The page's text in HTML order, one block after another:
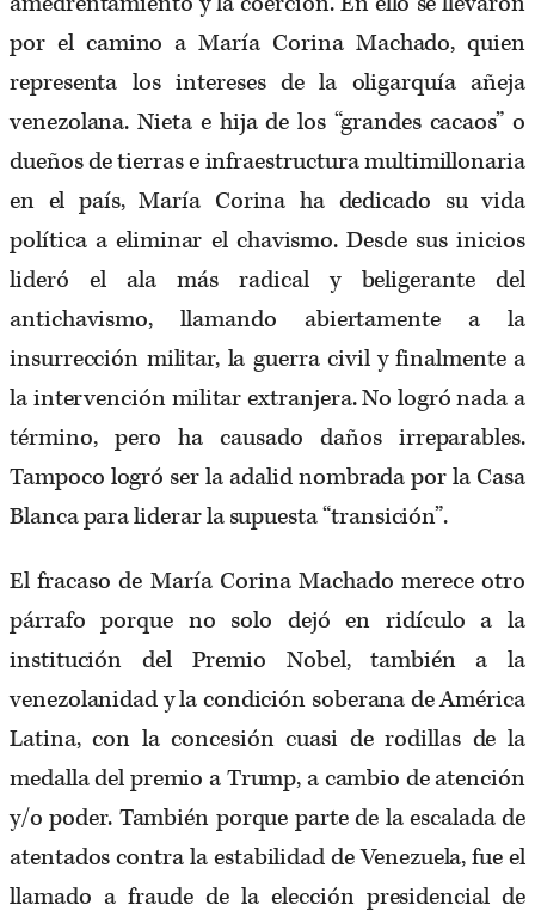
por el camino a María Corina Machado, quien
representa los intereses de la oligarquía añeja
venezolana. Nieta e hija de los “grandes cacaos” o
dueños de tierras e infraestructura multimillonaria
en el país, María Corina ha dedicado su vida
política a eliminar el chavismo. Desde sus inicios
lideró el ala más radical y beligerante del
antichavismo, llamando abiertamente a la
insurrección militar, la guerra civil y finalmente a
la intervención militar extranjera. No logró nada a
término, pero ha causado daños irreparables.
Tampoco logró ser la adalid nombrada por la Casa
Blanca para liderar la supuesta “transición”.
El fracaso de María Corina Machado merece otro
párrafo porque no solo dejó en ridículo a la
institución del Premio Nobel, también a la
venezolanidad y la condición soberana de América
Latina, con la concesión cuasi de rodillas de la
medalla del premio a Trump, a cambio de atención
y/o poder. También porque parte de la escalada de
atentados contra la estabilidad de Venezuela, fue el
llamado a fraude de la elección presidencial de